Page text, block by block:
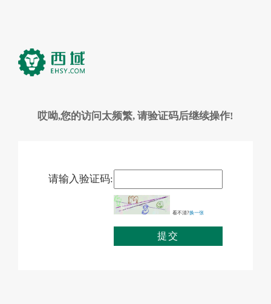
哎呦,您的访问太频繁, 请验证码后继续操作!
请输入验证码:
看不清?换一张